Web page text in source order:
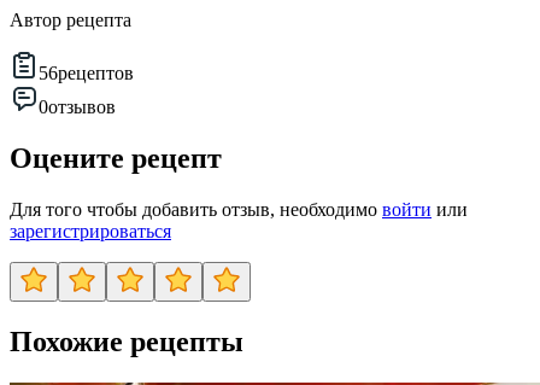
Автор рецепта
56рецептов
0отзывов
Оцените рецепт
Для того чтобы добавить отзыв, необходимо войти или
зарегистрироваться
Похожие рецепты